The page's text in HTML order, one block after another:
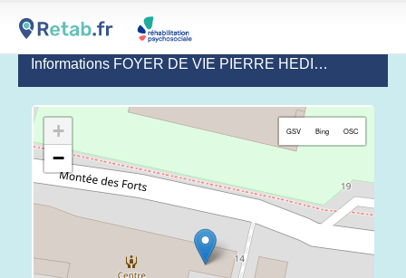
Informations FOYER DE VIE PIERRE HEDIARD
+
−
GSV Bing OSC